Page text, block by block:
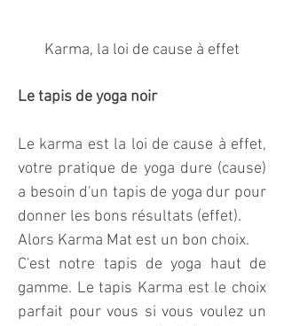
Karma, la loi de cause à effet
Le tapis de yoga noir
Le karma est la loi de cause à effet,
votre pratique de yoga dure (cause)
a besoin d'un tapis de yoga dur pour
donner les bons résultats (effet).
Alors Karma Mat est un bon choix.
C'est notre tapis de yoga haut de
gamme. Le tapis Karma est le choix
parfait pour vous si vous voulez un